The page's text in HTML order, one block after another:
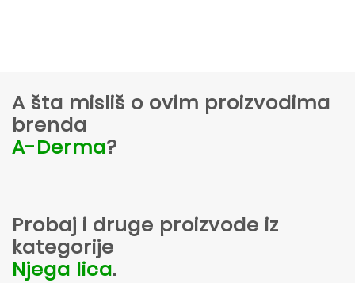
A šta misliš o ovim proizvodima
brenda
A-Derma?
Probaj i druge proizvode iz
kategorije
Njega lica.